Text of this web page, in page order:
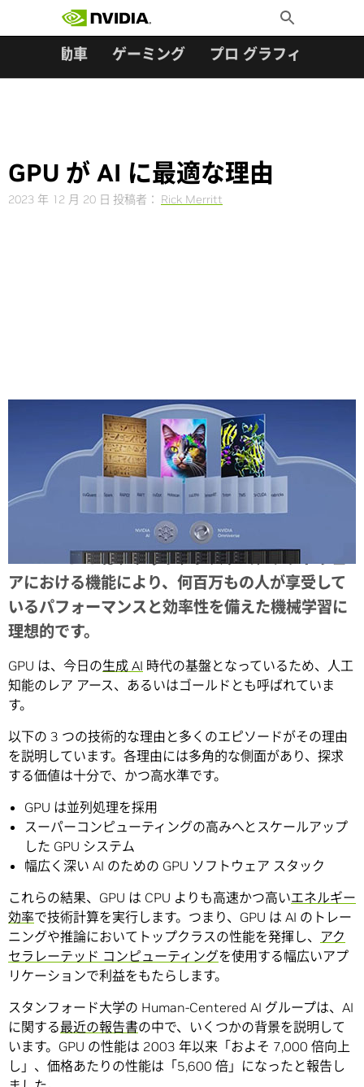
Toggle
Search
自動車 ゲーミング プロ グラフィックス
GPU が AI に最適な理由
2023 年 12 月 20 日 投稿者： Rick Merritt
NVIDIA GPU は、チップ、システム、ソフトウェ
アにおける機能により、何百万もの人が享受して
いるパフォーマンスと効率性を備えた機械学習に
理想的です。
GPU は、今日の生成 AI 時代の基盤となっているため、人工
知能のレア アース、あるいはゴールドとも呼ばれていま
す。
以下の 3 つの技術的な理由と多くのエピソードがその理由
を説明しています。各理由には多角的な側面があり、探求
する価値は十分で、かつ高水準です。
GPU は並列処理を採用
スーパーコンピューティングの高みへとスケールアップ
した GPU システム
幅広く深い AI のための GPU ソフトウェア スタック
これらの結果、GPU は CPU よりも高速かつ高いエネルギー
効率で技術計算を実行します。つまり、GPU は AI のトレー
ニングや推論においてトップクラスの性能を発揮し、 アク
セラレーテッド コンピューティングを使用する幅広いアプ
リケーションで利益をもたらします。
スタンフォード大学の Human-Centered AI グループは、AI
に関する最近の報告書の中で、いくつかの背景を説明して
います。GPU の性能は 2003 年以来「およそ 7,000 倍向上
し」、価格あたりの性能は「5,600 倍」になったと報告し